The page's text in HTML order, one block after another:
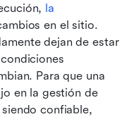
la
en el sitio.
dejan de estar
Para que una
en la gestión de
confiable,